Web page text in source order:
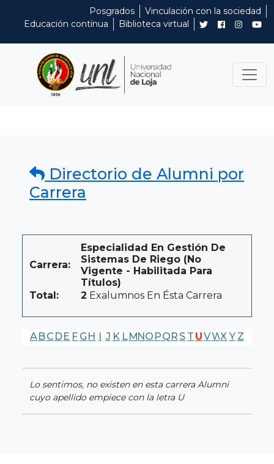
Posgrados
Vinculación con la sociedad
Educación contínua
Biblioteca virtual
Directorio de Alumni por
Carrera
Carrera:
Especialidad En Gestión De
Sistemas De Riego (No
Vigente - Habilitada Para
Títulos)
Total:
2 Exalumnos En Ésta Carrera
A BC DE F G H I J K LMNO PQR S T UVWX Y Z
Lo sentimos, no existen en esta carrera Alumni
cuyo apellido empiece con la letra U